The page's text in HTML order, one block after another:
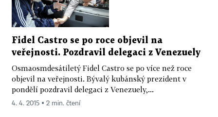
Fidel Castro se po roce objevil na
veřejnosti. Pozdravil delegaci z Venezuely
Osmaosmdesátiletý Fidel Castro se po více než roce
objevil na veřejnosti. Bývalý kubánský prezident v
pondělí pozdravil delegaci z Venezuely,...
4. 4. 2015 ▪ 2 min. čtení